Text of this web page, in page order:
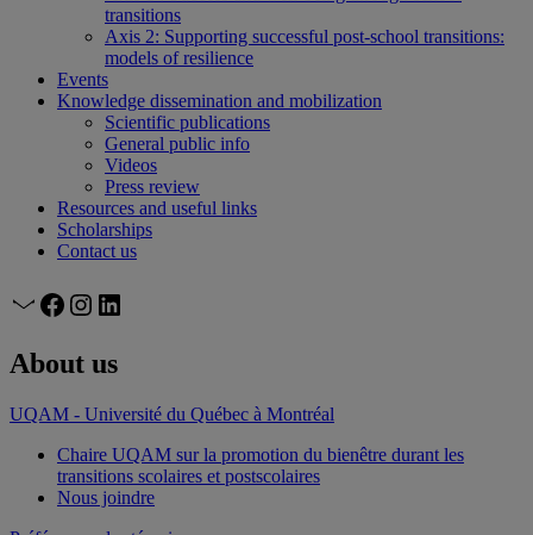
transitions
Axis 2: Supporting successful post-school transitions:
models of resilience
Events
Knowledge dissemination and mobilization
Scientific publications
General public info
Videos
Press review
Resources and useful links
Scholarships
Contact us
MailFacebook
Instagram
LinkedIn
About us
UQAM - Université du Québec à Montréal
Chaire UQAM sur la promotion du bienêtre durant les
transitions scolaires et postscolaires
Nous joindre